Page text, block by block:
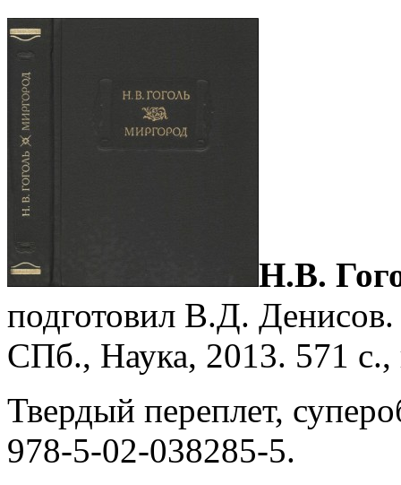
Н.В.
подготовил В.Д.
СПб., Наука, 2013. 571
Твердый переплет,
978-5-02-038285-5.